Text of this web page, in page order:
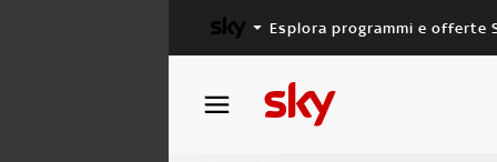
Esplora programmi e offerte